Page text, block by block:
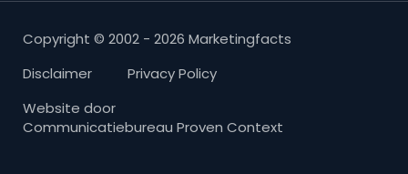
Copyright © 2002 - 2026 Marketingfacts
Disclaimer
Privacy Policy
Website door
Communicatiebureau Proven Context